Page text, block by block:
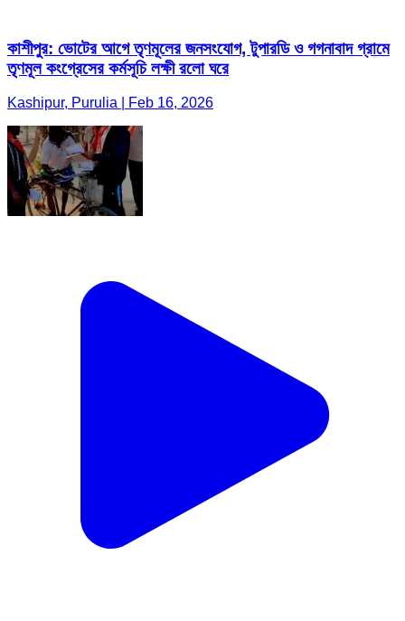
কাশীপুর: ভোটের আগে তৃণমূলের জনসংযোগ, টুপারডি ও গগনাবাদ গ্রামে
তৃণমূল কংগ্রেসের কর্মসূচি লক্ষী রলো ঘরে
Kashipur, Purulia | Feb 16, 2026